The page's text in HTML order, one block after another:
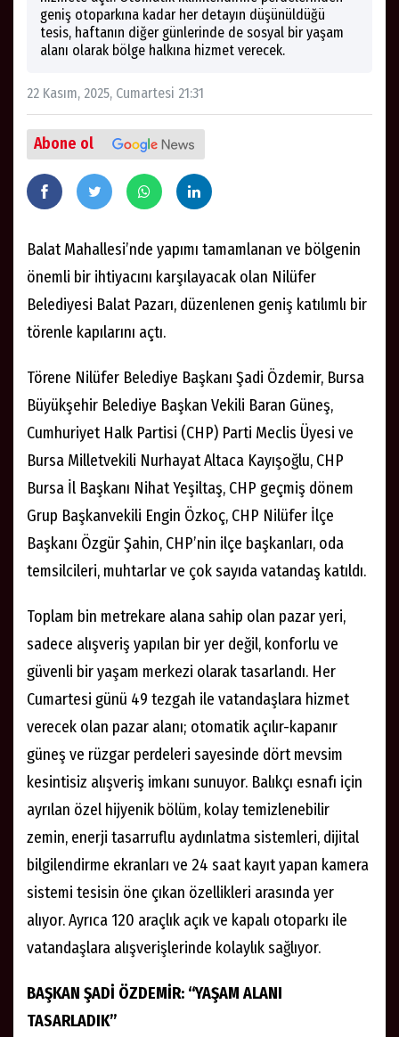
geniş otoparkına kadar her detayın düşünüldüğü
tesis, haftanın diğer günlerinde de sosyal bir yaşam
alanı olarak bölge halkına hizmet verecek.
22 Kasım, 2025, Cumartesi 21:31
Abone ol
Balat Mahallesi’nde yapımı tamamlanan ve bölgenin
önemli bir ihtiyacını karşılayacak olan Nilüfer
Belediyesi Balat Pazarı, düzenlenen geniş katılımlı bir
törenle kapılarını açtı.
Törene Nilüfer Belediye Başkanı Şadi Özdemir, Bursa
Büyükşehir Belediye Başkan Vekili Baran Güneş,
Cumhuriyet Halk Partisi (CHP) Parti Meclis Üyesi ve
Bursa Milletvekili Nurhayat Altaca Kayışoğlu, CHP
Bursa İl Başkanı Nihat Yeşiltaş, CHP geçmiş dönem
Grup Başkanvekili Engin Özkoç, CHP Nilüfer İlçe
Başkanı Özgür Şahin, CHP’nin ilçe başkanları, oda
temsilcileri, muhtarlar ve çok sayıda vatandaş katıldı.
Toplam bin metrekare alana sahip olan pazar yeri,
sadece alışveriş yapılan bir yer değil, konforlu ve
güvenli bir yaşam merkezi olarak tasarlandı. Her
Cumartesi günü 49 tezgah ile vatandaşlara hizmet
verecek olan pazar alanı; otomatik açılır-kapanır
güneş ve rüzgar perdeleri sayesinde dört mevsim
kesintisiz alışveriş imkanı sunuyor. Balıkçı esnafı için
ayrılan özel hijyenik bölüm, kolay temizlenebilir
zemin, enerji tasarruflu aydınlatma sistemleri, dijital
bilgilendirme ekranları ve 24 saat kayıt yapan kamera
sistemi tesisin öne çıkan özellikleri arasında yer
alıyor. Ayrıca 120 araçlık açık ve kapalı otoparkı ile
vatandaşlara alışverişlerinde kolaylık sağlıyor.
BAŞKAN ŞADİ ÖZDEMİR: “YAŞAM ALANI
TASARLADIK”